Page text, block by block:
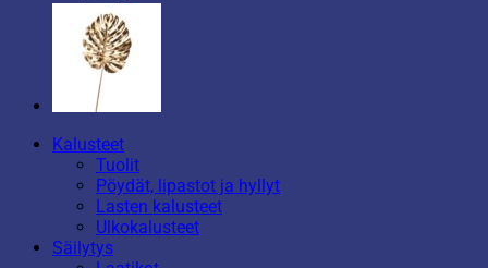
Kalusteet
Tuolit
Pöydät, lipastot ja hyllyt
Lasten kalusteet
Ulkokalusteet
Säilytys